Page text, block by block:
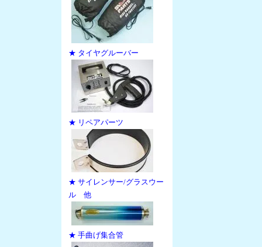
★ タイヤグルーバー
★ リペアパーツ
★ サイレンサー/グラスウー
ル 他
★ 手曲げ集合管